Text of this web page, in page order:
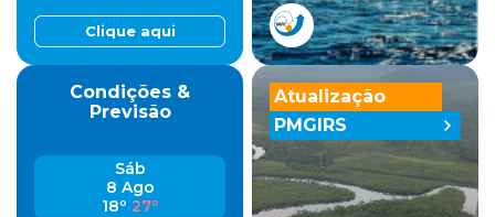
Clique aqui
Condições &
Previsão
Sáb
8 Ago
18º 27º
Atualização
PMGIRS